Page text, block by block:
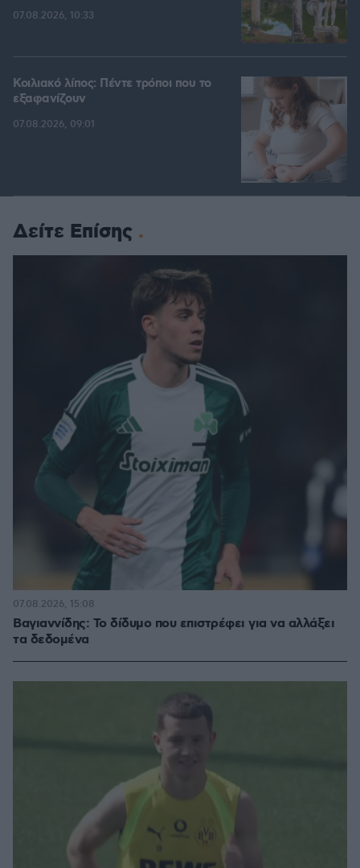
07.08.2026, 10:33
Κοιλιακό λίπος: Πέντε τρόποι που το
εξαφανίζουν
07.08.2026, 09:01
Δείτε Επίσης
Βαγιαννίδης: Το δίδυμο που επιστρέφει για να αλλάξει
τα δεδομένα
07.08.2026, 15:08